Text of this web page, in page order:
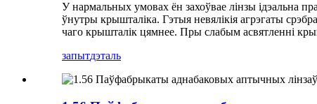
У нармальных умовах ён захоўвае лінзы ідэальна
ўнутры крышталіка. Гэтыя невялікія агрэгаты
чаго крышталік цямнее. Пры слабым асвятленні
запытдэталь